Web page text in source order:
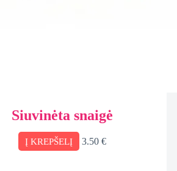
Siuvinėta snaigė
Į KREPŠELĮ 3.50€